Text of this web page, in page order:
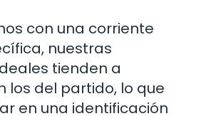
con una corriente
nuestras
tienden a
los del partido, lo que
en una identificación